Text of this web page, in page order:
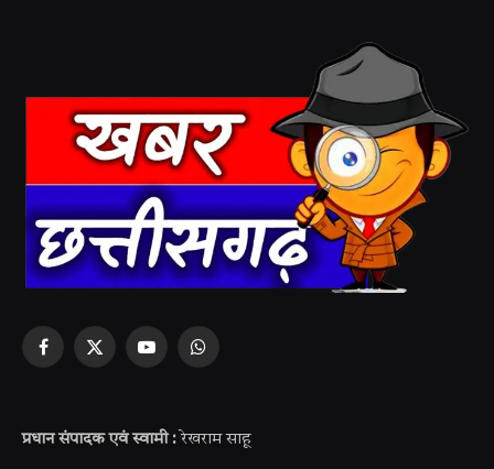
Facebook
X
YouTubeWhatsApp
प्रधान संपादक एवं स्वामी : रेखराम साहू